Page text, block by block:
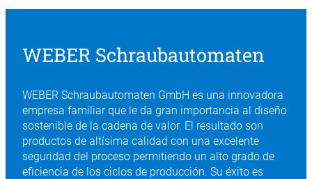
WEBER Schraubautomaten
WEBER Schraubautomaten GmbH es una innovadora
empresa familiar que le da gran importancia al diseño
sostenible de la cadena de valor. El resultado son
productos de altísima calidad con una excelente
seguridad del proceso permitiendo un alto grado de
eficiencia de los ciclos de producción. Su éxito es